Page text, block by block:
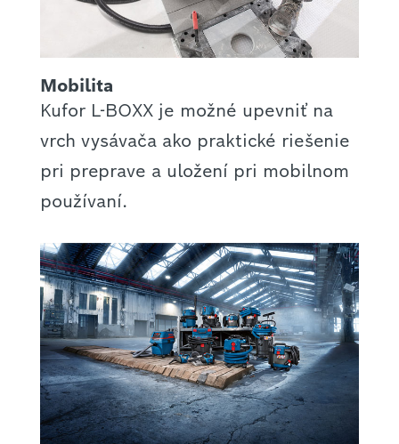
Mobilita
Kufor L-BOXX je možné upevniť na
vrch vysávača ako praktické riešenie
pri preprave a uložení pri mobilnom
používaní.